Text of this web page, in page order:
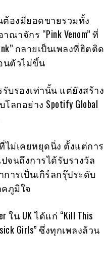
ต้องมียอดขายรวมทั้ง
จักร “Pink Venom” ที่
กลายเป็นเพลงที่ฮิตติด
นตัวไม่ขึ้น
รับรองเท่านั้น แต่ยังสร้าง
กอย่าง Spotify Global
ที่ไม่เคยหยุดนิ่ง ตั้งแต่การ
จนถึงการได้รับรางวัล
ารเป็นเกิร์ลกรุ๊ประดับ
ภูมิใจ
ใน UK ได้แก่ “Kill This
Girls” ซึ่งทุกเพลงล้วน